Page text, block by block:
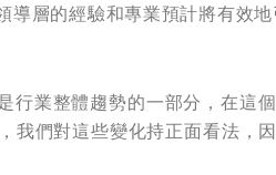
導層的經驗和專業預計將有效
行業整體趨勢的一部分，在這
我們對這些變化持正面看法，